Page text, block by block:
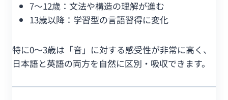
7〜12歳：文法や構造の理解が進む
13歳以降：学習型の言語習得に変化
特に0〜3歳は「音」に対する感受性が非常に高く、
日本語と英語の両方を自然に区別・吸収できます。